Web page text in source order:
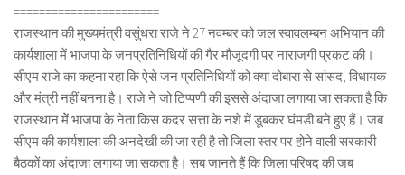
=======================
राजस्थान की मुख्यमंत्री वसुंधरा राजे ने 27 नवम्बर को जल स्वावलम्बन अभियान की
कार्यशाला में भाजपा के जनप्रतिनिधियों की गैर मौजूदगी पर नाराजगी प्रकट की।
सीएम राजे का कहना रहा कि ऐसे जन प्रतिनिधियों को क्या दोबारा से सांसद, विधायक
और मंत्री नहीं बनना है। राजे ने जो टिप्पणी की इससे अंदाजा लगाया जा सकता है कि
राजस्थान मेें भाजपा के नेता किस कदर सत्ता के नशे में डूबकर घंमडी बने हुए हैं। जब
सीएम की कार्यशाला की अनदेखी की जा रही है तो जिला स्तर पर होने वाली सरकारी
बैठकों का अंदाजा लगाया जा सकता है। सब जानते हैं कि जिला परिषद की जब